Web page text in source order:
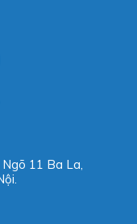
11 Ba La,